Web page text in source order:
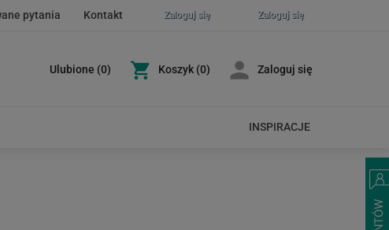
Zaloguj się
Zaloguj się
pytania Kontakt
Ulubione (0) Koszyk (0) Zaloguj się
INSPIRACJE